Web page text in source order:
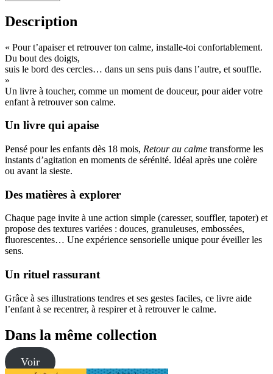
Description
« Pour t’apaiser et retrouver ton calme, installe-toi confortablement.
Du bout des doigts,
suis le bord des cercles… dans un sens puis dans l’autre, et souffle.
»
Un livre à toucher, comme un moment de douceur, pour aider votre
enfant à retrouver son calme.
Un livre qui apaise
Pensé pour les enfants dès 18 mois, Retour au calme transforme les
instants d’agitation en moments de sérénité. Idéal après une colère
ou avant la sieste.
Des matières à explorer
Chaque page invite à une action simple (caresser, souffler, tapoter) et
propose des textures variées : douces, granuleuses, embossées,
fluorescentes… Une expérience sensorielle unique pour éveiller les
sens.
Un rituel rassurant
Grâce à ses illustrations tendres et ses gestes faciles, ce livre aide
l’enfant à se recentrer, à respirer et à retrouver le calme.
Dans la même collection
Voir